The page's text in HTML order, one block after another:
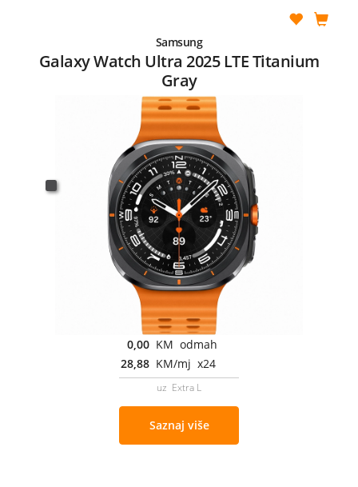
Samsung
Galaxy Watch Ultra 2025 LTE Titanium
Gray
0,00 KM odmah
28,88 KM/mj x24
uz Extra L
Saznaj više